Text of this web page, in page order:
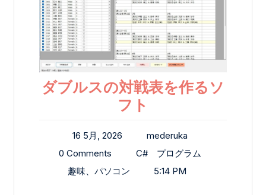
ダブルスの対戦表を作るソ
フト
16 5月, 2026
mederuka
0 Comments
C#
プログラム
趣味、パソコン
5:14 PM